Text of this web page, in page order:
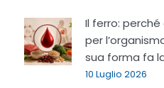
Il ferro:
per
sua forma fa
10 Luglio 2026